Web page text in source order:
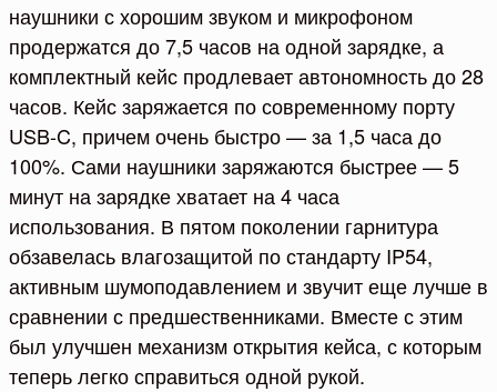
наушники с хорошим звуком и микрофоном
продержатся до 7,5 часов на одной зарядке, а
комплектный кейс продлевает автономность до 28
часов. Кейс заряжается по современному порту
USB-C, причем очень быстро — за 1,5 часа до
100%. Сами наушники заряжаются быстрее — 5
минут на зарядке хватает на 4 часа
использования. В пятом поколении гарнитура
обзавелась влагозащитой по стандарту IP54,
активным шумоподавлением и звучит еще лучше в
сравнении с предшественниками. Вместе с этим
был улучшен механизм открытия кейса, с которым
теперь легко справиться одной рукой.